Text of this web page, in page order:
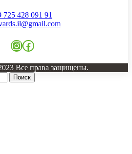
725 428 091 91
Instagram
Facebook
Все права защищены.
Поиск